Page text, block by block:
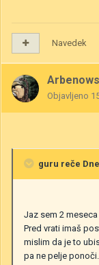
Navedek
Objavljeno
guru reče
Jaz sem 2
Pred vrati imaš
mislim da je to
pa ne pelje ponoči.